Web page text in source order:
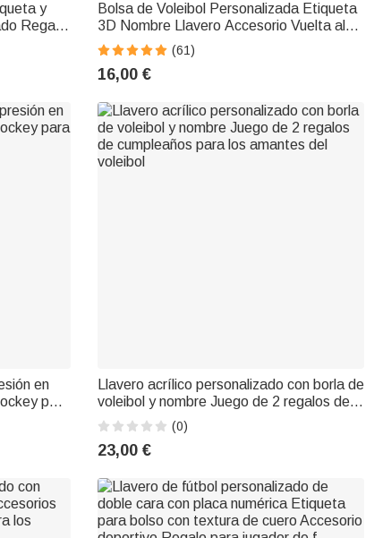
y
Regalo
los
Bolsa de Voleibol Personalizada Etiqueta
3D Nombre Llavero Accesorio Vuelta al
Cole Regalo de Equipo para Jugador de
Voleibol Entrenador
(61)
16,00 €
en
para
Llavero acrílico personalizado con borla de
voleibol y nombre Juego de 2 regalos de
cumpleaños para los amantes del voleibol
(0)
23,00 €